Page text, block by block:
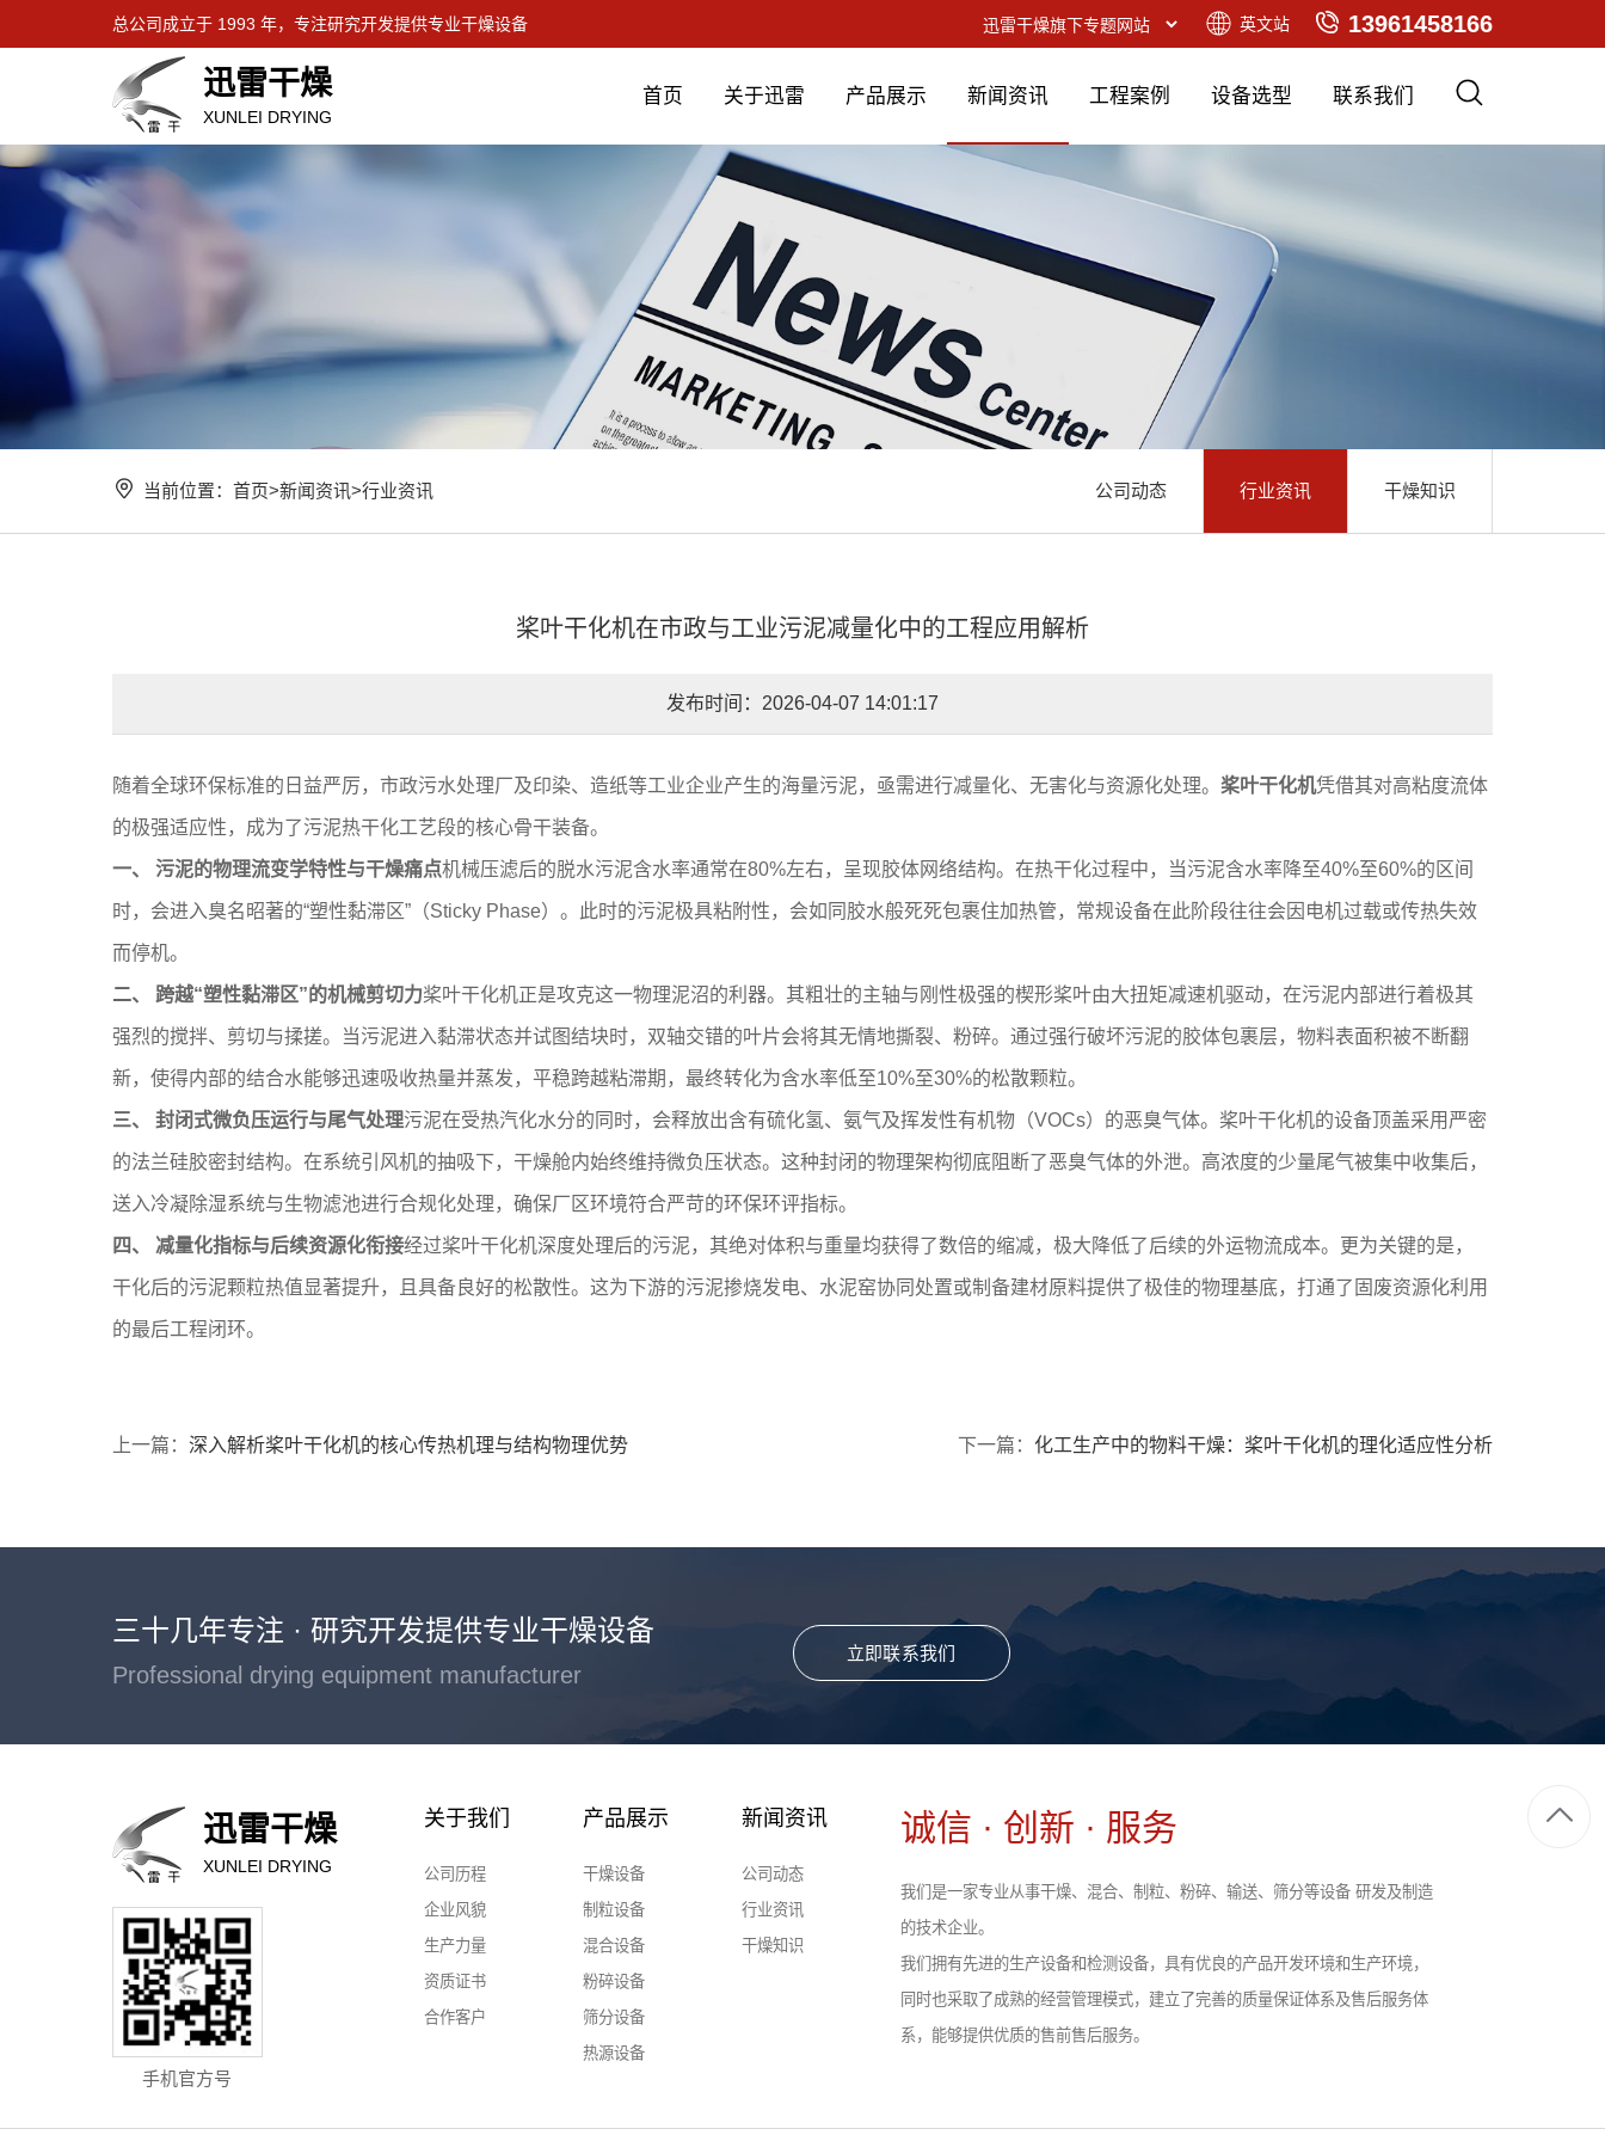
总公司成立于 1993 年，专注研究开发提供专业干燥设备 13961458166
英文站
迅雷干燥
XUNLEI DRYING
首页 关于迅雷 产品展示 新闻资讯 工程案例 设备选型 联系我们
当前位置：首页>新闻资讯>行业资讯 公司动态 行业资讯 干燥知识
桨叶干化机在市政与工业污泥减量化中的工程应用解析
发布时间：2026-04-07 14:01:17
随着全球环保标准的日益严厉，市政污水处理厂及印染、造纸等工业企业产生的海量污泥，亟需进行减量化、无害化与资源化处理。桨叶干化机凭借其对高粘度流体
的极强适应性，成为了污泥热干化工艺段的核心骨干装备。
一、 污泥的物理流变学特性与干燥痛点机械压滤后的脱水污泥含水率通常在80%左右，呈现胶体网络结构。在热干化过程中，当污泥含水率降至40%至60%的区间
时，会进入臭名昭著的“塑性黏滞区”（Sticky Phase）。此时的污泥极具粘附性，会如同胶水般死死包裹住加热管，常规设备在此阶段往往会因电机过载或传热失效
而停机。
二、 跨越“塑性黏滞区”的机械剪切力桨叶干化机正是攻克这一物理泥沼的利器。其粗壮的主轴与刚性极强的楔形桨叶由大扭矩减速机驱动，在污泥内部进行着极其
强烈的搅拌、剪切与揉搓。当污泥进入黏滞状态并试图结块时，双轴交错的叶片会将其无情地撕裂、粉碎。通过强行破坏污泥的胶体包裹层，物料表面积被不断翻
新，使得内部的结合水能够迅速吸收热量并蒸发，平稳跨越粘滞期，最终转化为含水率低至10%至30%的松散颗粒。
三、 封闭式微负压运行与尾气处理污泥在受热汽化水分的同时，会释放出含有硫化氢、氨气及挥发性有机物（VOCs）的恶臭气体。桨叶干化机的设备顶盖采用严密
的法兰硅胶密封结构。在系统引风机的抽吸下，干燥舱内始终维持微负压状态。这种封闭的物理架构彻底阻断了恶臭气体的外泄。高浓度的少量尾气被集中收集后，
送入冷凝除湿系统与生物滤池进行合规化处理，确保厂区环境符合严苛的环保环评指标。
四、 减量化指标与后续资源化衔接经过桨叶干化机深度处理后的污泥，其绝对体积与重量均获得了数倍的缩减，极大降低了后续的外运物流成本。更为关键的是，
干化后的污泥颗粒热值显著提升，且具备良好的松散性。这为下游的污泥掺烧发电、水泥窑协同处置或制备建材原料提供了极佳的物理基底，打通了固废资源化利用
的最后工程闭环。
上一篇：深入解析桨叶干化机的核心传热机理与结构物理优势 下一篇： 化工生产中的物料干燥：桨叶干化机的理化适应性分析
三十几年专注 · 研究开发提供专业干燥设备
Professional drying equipment manufacturer
立即联系我们
迅雷干燥
XUNLEI DRYING
手机官方号
关于我们
公司历程
企业风貌
生产力量
资质证书
合作客户
产品展示
干燥设备
制粒设备
混合设备
粉碎设备
筛分设备
热源设备
新闻资讯
公司动态
行业资讯
干燥知识
诚信 · 创新 · 服务
我们是一家专业从事干燥、混合、制粒、粉碎、输送、筛分等设备 研发及制造
的技术企业。
我们拥有先进的生产设备和检测设备，具有优良的产品开发环境和生产环境，
同时也采取了成熟的经营管理模式，建立了完善的质量保证体系及售后服务体
系，能够提供优质的售前售后服务。